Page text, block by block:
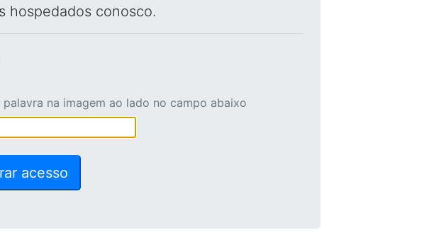
hospedados conosco.
palavra na imagem ao lado no campo abaixo